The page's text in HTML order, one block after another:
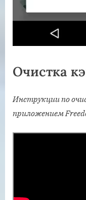
Очистка
Инструкции по
приложением